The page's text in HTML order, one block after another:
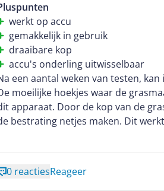
een aantal weken van testen,
moeilijke hoekjes waar de
apparaat. Door de kop van de
bestrating netjes maken. Dit
bij te werken.
nadeel die ik heb kunnen
haken. Dit had beter
werkt op accu
gemakkelijk in gebruik
draaibare kop
accu's onderling uitwisselbaar
0 reactiesReageer